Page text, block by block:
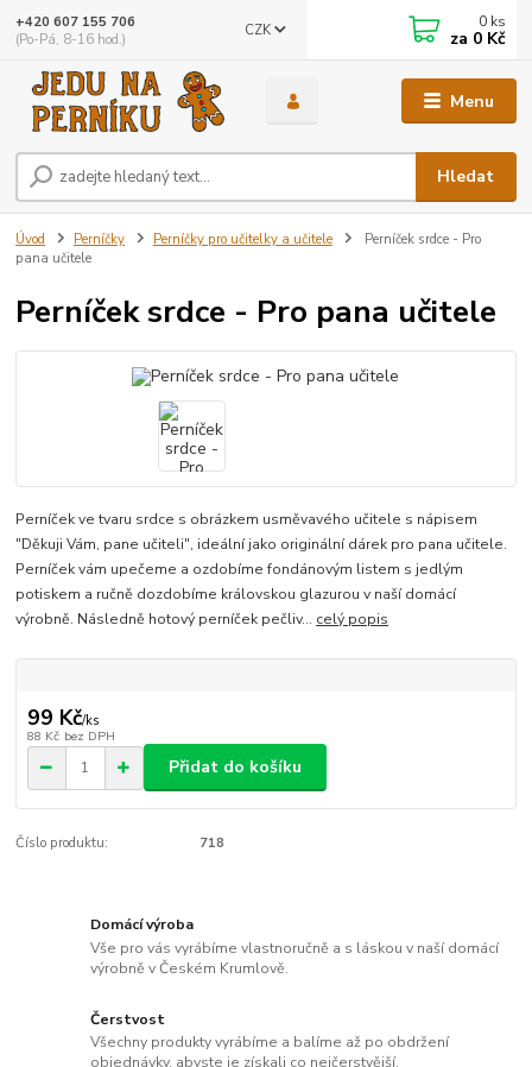
Menu
CZK
Hledat
+420 607 155 706
(Po-Pá, 8-16 hod.)
0 ks
za 0 Kč
Úvod Perníčky Perníčky pro učitelky a učitele
Perníček srdce - Pro
pana učitele
Perníček srdce - Pro pana učitele
Perníček ve tvaru srdce s obrázkem usměvavého učitele s nápisem
"Děkuji Vám, pane učiteli", ideální jako originální dárek pro pana učitele.
Perníček vám upečeme a ozdobíme fondánovým listem s jedlým
potiskem a ručně dozdobíme královskou glazurou v naší domácí
výrobně. Následně hotový perníček pečliv... celý popis
99 Kč/ks
88 Kč bez DPH
Přidat do košíku
Číslo produktu: 718
Domácí výroba
Vše pro vás vyrábíme vlastnoručně a s láskou v naší domácí
výrobně v Českém Krumlově.
Čerstvost
Všechny produkty vyrábíme a balíme až po obdržení
objednávky, abyste je získali co nejčerstvější.